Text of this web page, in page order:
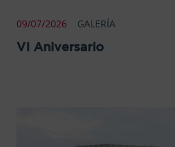
09/07/2026 GALERÍA
VI Aniversario